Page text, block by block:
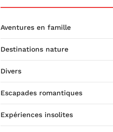
Aventures en famille
Destinations nature
Divers
Escapades romantiques
Expériences insolites